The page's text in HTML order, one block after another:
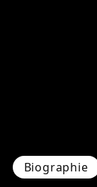
Biographie